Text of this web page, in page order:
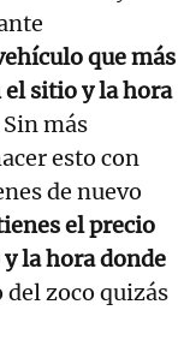
que más
el sitio y la hora
Sin más
esto con
de nuevo
el precio
la hora donde
del zoco quizás